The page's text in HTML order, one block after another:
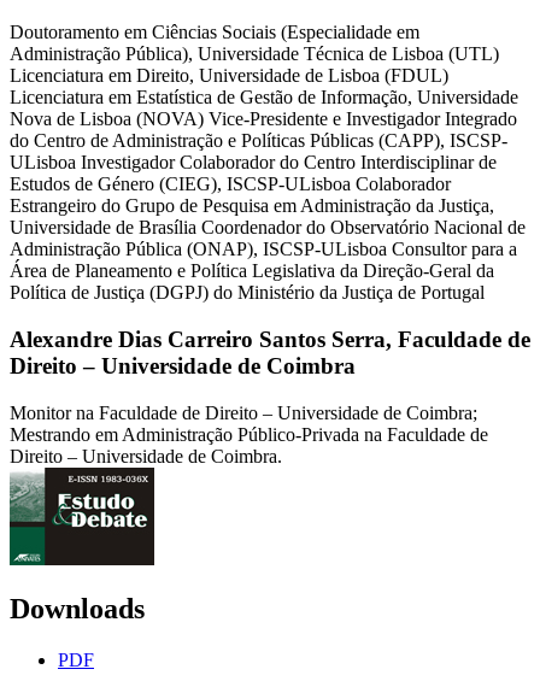
Doutoramento em Ciências Sociais (Especialidade em
Administração Pública), Universidade Técnica de Lisboa (UTL)
Licenciatura em Direito, Universidade de Lisboa (FDUL)
Licenciatura em Estatística de Gestão de Informação, Universidade
Nova de Lisboa (NOVA) Vice-Presidente e Investigador Integrado
do Centro de Administração e Políticas Públicas (CAPP), ISCSP-
ULisboa Investigador Colaborador do Centro Interdisciplinar de
Estudos de Género (CIEG), ISCSP-ULisboa Colaborador
Estrangeiro do Grupo de Pesquisa em Administração da Justiça,
Universidade de Brasília Coordenador do Observatório Nacional de
Administração Pública (ONAP), ISCSP-ULisboa Consultor para a
Área de Planeamento e Política Legislativa da Direção-Geral da
Política de Justiça (DGPJ) do Ministério da Justiça de Portugal
Alexandre Dias Carreiro Santos Serra, Faculdade de
Direito – Universidade de Coimbra
Monitor na Faculdade de Direito – Universidade de Coimbra;
Mestrando em Administração Público-Privada na Faculdade de
Direito – Universidade de Coimbra.
Downloads
PDF